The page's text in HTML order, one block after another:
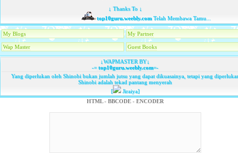
↓ Thanks To ↓
top10guru.weebly.comTelah Membawa Tamu...
My Blogs My Partner
Wap Master Guest Books
↓WAPMASTER BY↓
-=top10guru.weebly.com=-
Yang diperlukan oleh Shinobi bukan jumlah jutsu yang dapat dikuasainya, tetapi yang
Shinobi adalah tekad pantang menyerah
[
Jiraiya]
HTML - BBCODE - ENCODER